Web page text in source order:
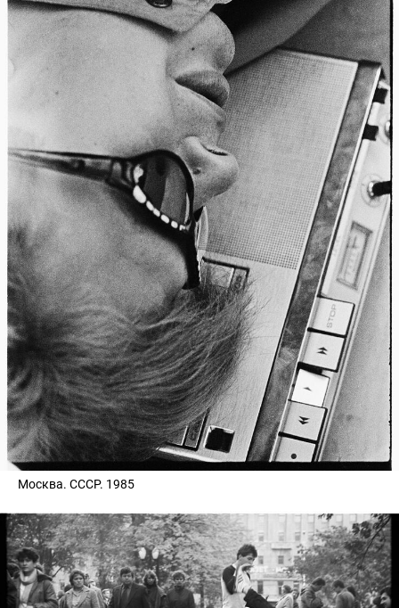
Москва. СССР. 1985